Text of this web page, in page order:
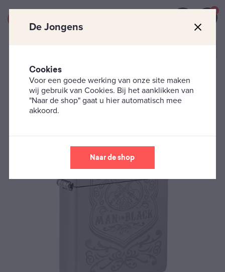
0
Zippo's Muziek Zippo – Johnny Cash
De Jongens
Cookies
Voor een goede werking van onze site maken
wij gebruik van Cookies. Bij het aanklikken van
"Naar de shop" gaat u hier automatisch mee
akkoord.
Naar de shop